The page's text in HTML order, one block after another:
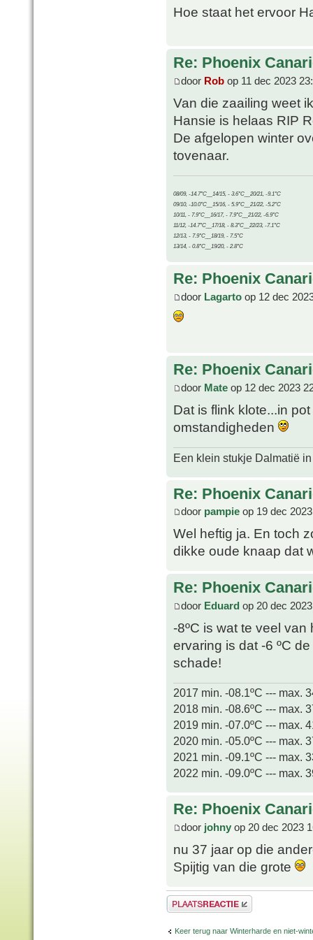
Hoe staat het ervoor
Re: Phoenix
door Rob op 11 dec 2023
Van die zaailing weet
Hansie is helaas RIP
De afgelopen winter
tovenaar.
08/09, -14.7°C__14/15, - 3.6°C__20/21, -9.1°C
09/10, -10.0°C__15/16, - 5.9°C__21/22, -5.2°C
10/11, - 7.9°C__16/17, - 7.9°C__21/22, -6.9°C
11/12, -14.7°C__17/18, - 8.3°C__22/23, -7.1°C
12/13, - 7.9°C__18/19, - 7.5°C
13/14, - 0.8°C__19/20, - 2.8°C
Re: Phoenix
door Lagarto op 12 dec
Re: Phoenix
door Mate op 12 dec 2023
Dat is flink klote...in
omstandigheden
Een klein stukje Dalmatië
Re: Phoenix
door pampie op 19 dec
Wel heftig ja. En toch
dikke oude knaap dat
Re: Phoenix
door Eduard op 20 dec
-8ºC is wat te veel
ervaring is dat -6 ºC
schade!
2017 min. -08.1ºC --- max.
2018 min. -08.6ºC --- max.
2019 min. -07.0ºC --- max.
2020 min. -05.0ºC --- max.
2021 min. -09.1ºC --- max.
2022 min. -09.0ºC --- max.
Re: Phoenix
door johny op 20 dec 2023
nu 37 jaar op die
Spijtig van die grote
Plaats een reactie
Keer terug naar Winterharde en niet-